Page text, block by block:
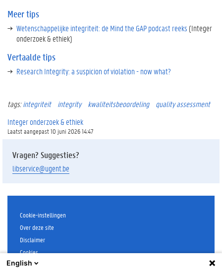
Meer tips
Wetenschappelijke integriteit: de Mind the GAP podcast reeks (Integer
onderzoek & ethiek)
Vertaalde tips
Research Integrity: a suspicion of violation - now what?
tags:integriteit integrity kwaliteitsbeoordeling
quality assessment
Integer onderzoek & ethiek
Laatst aangepast 10 juni 2026 14:47
Vragen? Suggesties?
libservice@ugent.be
Cookie-instellingen
Over deze site
Disclaimer
Cookies
Toegankelijkheid
English